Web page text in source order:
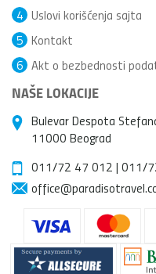
Uslovi korišćenja sajta
4
Kontakt
5
Akt o bezbednosti
6
NAŠE LOKACIJE
Bulevar Despota
11000 Beograd
011/72 47 012 | 011/